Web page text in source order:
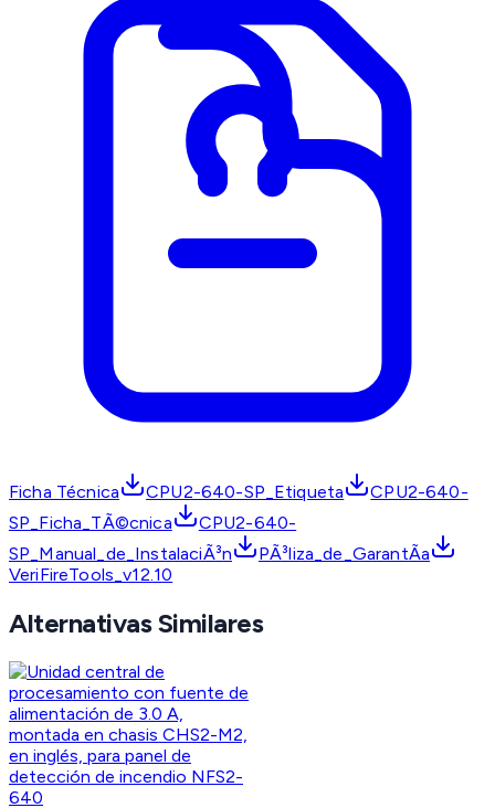
Ficha Técnica CPU2-640-SP_Etiqueta
CPU2-640-
SP_Ficha_TÃ©cnica
CPU2-640-
SP_Manual_de_InstalaciÃ³n
PÃ³liza_de_GarantÃ­a
VeriFireTools_v12.10
Alternativas Similares